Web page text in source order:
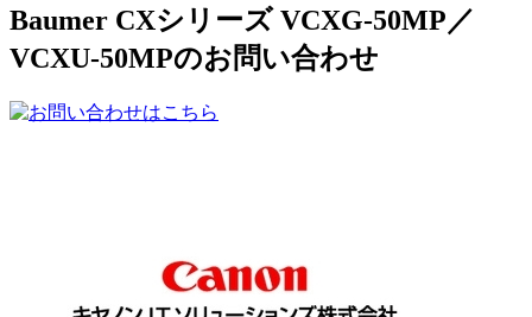
Baumer CXシリーズ VCXG-50MP／
VCXU-50MPのお問い合わせ